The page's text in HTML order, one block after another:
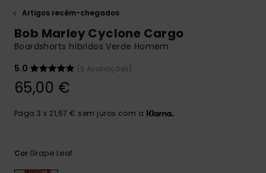
conversa
respostas
para as
frequentes e o
nosso
DESEJO
Artigos recém-chegados
Bob Marley Cyclone Cargo
Boardshorts híbridos Verde Homem
5.0
(3 Avaliações)
65,00 €
Paga 3 x 21,67 € sem juros com a
Cor Grape Leaf